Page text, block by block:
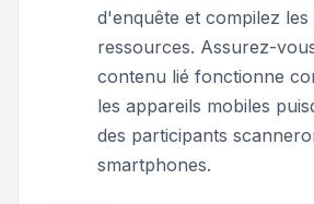
d'enquête et compilez les
ressources. Assurez-
contenu lié fonctionne
les appareils mobiles
des participants
smartphones.